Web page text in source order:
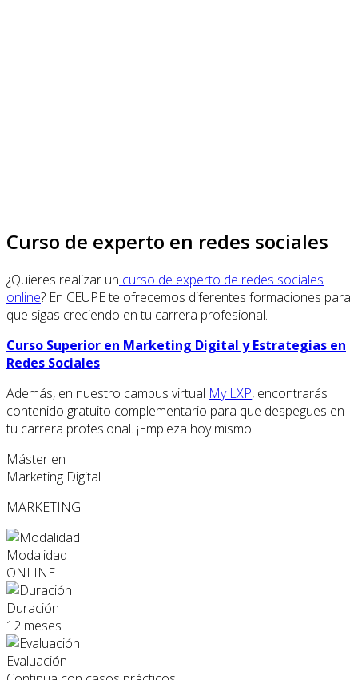
Curso de experto en redes sociales
¿Quieres realizar un curso de experto de redes sociales
online? En CEUPE te ofrecemos diferentes formaciones para
que sigas creciendo en tu carrera profesional.
Curso Superior en Marketing Digital y Estrategias en
Redes Sociales
Además, en nuestro campus virtual My LXP, encontrarás
contenido gratuito complementario para que despegues en
tu carrera profesional. ¡Empieza hoy mismo!
Máster en
Marketing Digital
MARKETING
Modalidad
ONLINE
Duración
12 meses
Evaluación